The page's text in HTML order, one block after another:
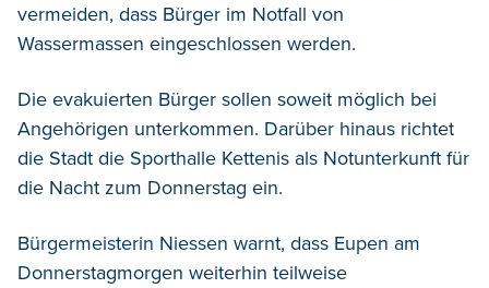
vermeiden, dass Bürger im Notfall von
Wassermassen eingeschlossen werden.
Die evakuierten Bürger sollen soweit möglich bei
Angehörigen unterkommen. Darüber hinaus richtet
die Stadt die Sporthalle Kettenis als Notunterkunft für
die Nacht zum Donnerstag ein.
Bürgermeisterin Niessen warnt, dass Eupen am
Donnerstagmorgen weiterhin teilweise